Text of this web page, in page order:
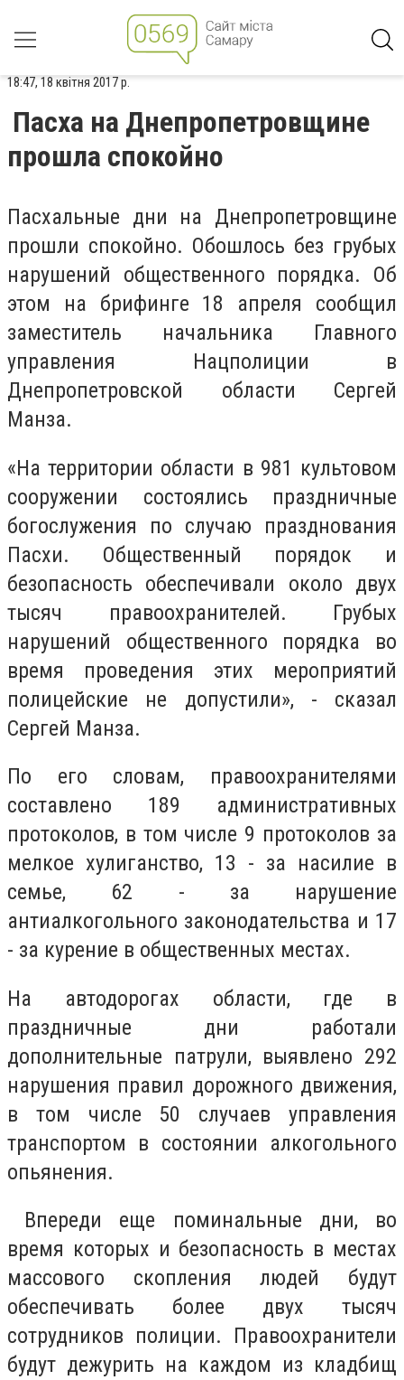
18:47, 18 квітня 2017 р.
Пасха на Днепропетровщине
прошла спокойно
Пасхальные дни на Днепропетровщине
прошли спокойно. Обошлось без грубых
нарушений общественного порядка. Об
этом на брифинге 18 апреля сообщил
заместитель начальника Главного
управления Нацполиции в
Днепропетровской области Сергей
Манза.
«На территории области в 981 культовом
сооружении состоялись праздничные
богослужения по случаю празднования
Пасхи. Общественный порядок и
безопасность обеспечивали около двух
тысяч правоохранителей. Грубых
нарушений общественного порядка во
время проведения этих мероприятий
полицейские не допустили», - сказал
Сергей Манза.
По его словам, правоохранителями
составлено 189 административных
протоколов, в том числе 9 протоколов за
мелкое хулиганство, 13 - за насилие в
семье, 62 - за нарушение
антиалкогольного законодательства и 17
- за курение в общественных местах.
На автодорогах области, где в
праздничные дни работали
дополнительные патрули, выявлено 292
нарушения правил дорожного движения,
в том числе 50 случаев управления
транспортом в состоянии алкогольного
опьянения.
Впереди еще поминальные дни, во
время которых и безопасность в местах
массового скопления людей будут
обеспечивать более двух тысяч
сотрудников полиции. Правоохранители
будут дежурить на каждом из кладбищ